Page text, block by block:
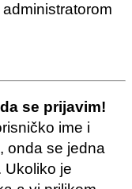
se prijavim!
ime i
onda se jedna
Ukoliko je